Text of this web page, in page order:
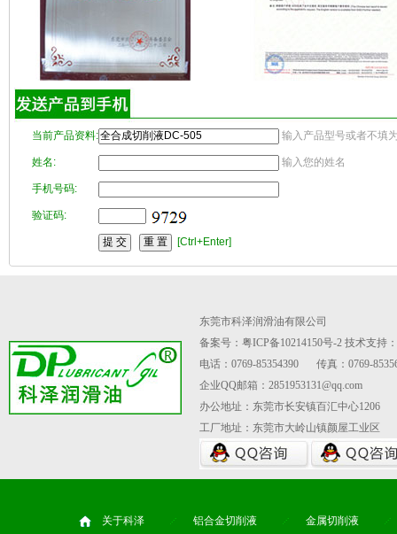
当前产品资料: 输入产品型号或者不填
姓名: 输入您的姓名
手机号码:
验证码:
[Ctrl+Enter]
东莞市科泽润滑油有限公司
备案号：粤ICP备10214150号-2 技术支持：
电话：0769-85354390
传真：0769-
企业QQ邮箱：2851953131@qq.com
办公地址：东莞市长安镇百汇中心1206
工厂地址：东莞市大岭山镇颜屋工业区
关于科泽 铝合金切削液 金属切削液